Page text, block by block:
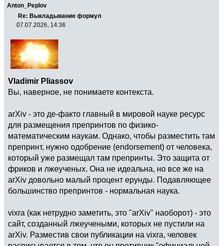
Anton_Peplov
Re: Выкладывание формул
07.07.2026, 14:36
Vladimir Pliassov
Вы, наверное, не понимаете контекста.
arXiv - это де-факто главный в мировой науке ресурс
для размещения препринтов по физико-
математическим наукам. Однако, чтобы разместить там
препринт, нужно одобрение (endorsement) от человека,
который уже размещал там препринты. Это защита от
фриков и лжеученых. Она не идеальна, но все же на
arXiv довольно малый процент ерунды. Подавляющее
большинство препринтов - нормальная наука.
vixra (как нетрудно заметить, это "arXiv" наоборот) - это
сайт, созданный лжеучеными, которых не пустили на
arXiv. Разместив свои публикации на vixra, человек